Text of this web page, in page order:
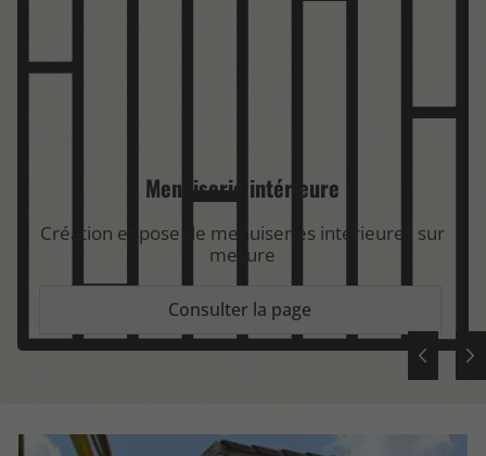
Menuiserie intérieure
Création et pose de menuiseries intérieures sur
mesure
Consulter la page